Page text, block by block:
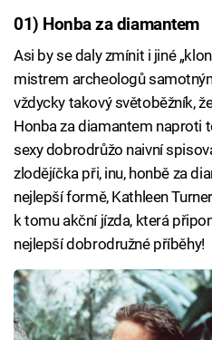
01) Honba za diamantem
Asi by se daly zmínit i jiné
mistrem archeologů
vždycky takový světoběžník,
Honba za diamantem naproti
sexy dobrodrůžo naivní
zlodějíčka při, inu, honbě za
nejlepší formě, Kathleen
k tomu akční jízda, která
nejlepší dobrodružné příběhy!